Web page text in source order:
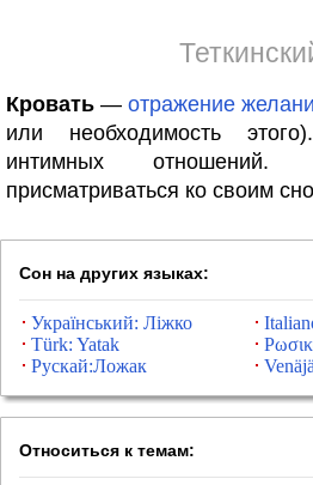
Кровать —отражение
или необходимость
интимных отношений.
присматриваться ко своим
Сон на других языках:
Український: Ліжко
Türk: Yatak
Рускай:Ложак
Относиться к темам: